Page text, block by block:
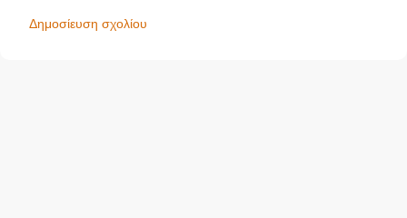
Δημοσίευση σχολίου